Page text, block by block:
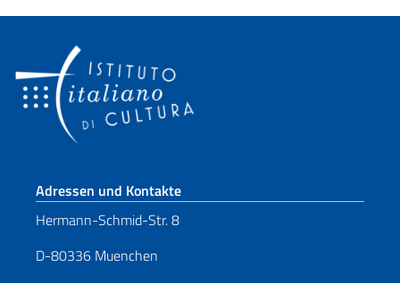
Fußbereich
Adressen und Kontakte
Hermann-Schmid-Str. 8
D-80336 Muenchen